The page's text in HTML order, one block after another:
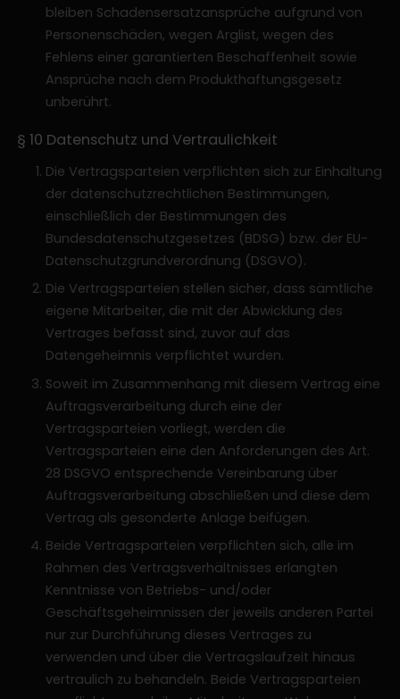
bleiben Schadensersatzansprüche aufgrund von
Personenschäden, wegen Arglist, wegen des
Fehlens einer garantierten Beschaffenheit sowie
Ansprüche nach dem Produkthaftungsgesetz
unberührt.
§ 10 Datenschutz und Vertraulichkeit
Die Vertragsparteien verpflichten sich zur Einhaltung
der datenschutzrechtlichen Bestimmungen,
einschließlich der Bestimmungen des
Bundesdatenschutzgesetzes (BDSG) bzw. der EU-
Datenschutzgrundverordnung (DSGVO).
Die Vertragsparteien stellen sicher, dass sämtliche
eigene Mitarbeiter, die mit der Abwicklung des
Vertrages befasst sind, zuvor auf das
Datengeheimnis verpflichtet wurden.
Soweit im Zusammenhang mit diesem Vertrag eine
Auftragsverarbeitung durch eine der
Vertragsparteien vorliegt, werden die
Vertragsparteien eine den Anforderungen des Art.
28 DSGVO entsprechende Vereinbarung über
Auftragsverarbeitung abschließen und diese dem
Vertrag als gesonderte Anlage beifügen.
Beide Vertragsparteien verpflichten sich, alle im
Rahmen des Vertragsverhältnisses erlangten
Kenntnisse von Betriebs- und/oder
Geschäftsgeheimnissen der jeweils anderen Partei
nur zur Durchführung dieses Vertrages zu
verwenden und über die Vertragslaufzeit hinaus
vertraulich zu behandeln. Beide Vertragsparteien